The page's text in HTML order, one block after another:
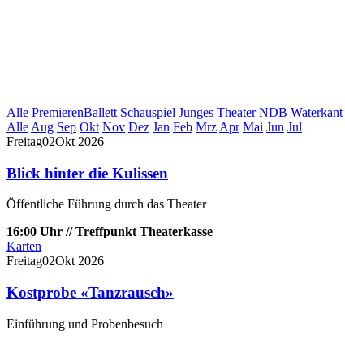
Alle PremierenBallett Schauspiel Junges Theater NDB Waterkant
Alle Aug Sep Okt Nov Dez Jan Feb Mrz Apr Mai Jun Jul
Freitag02Okt 2026
Blick hinter die Kulissen
Öffentliche Führung durch das Theater
16:00 Uhr // Treffpunkt Theaterkasse
Karten
Freitag02Okt 2026
Kostprobe «Tanzrausch»
Einführung und Probenbesuch